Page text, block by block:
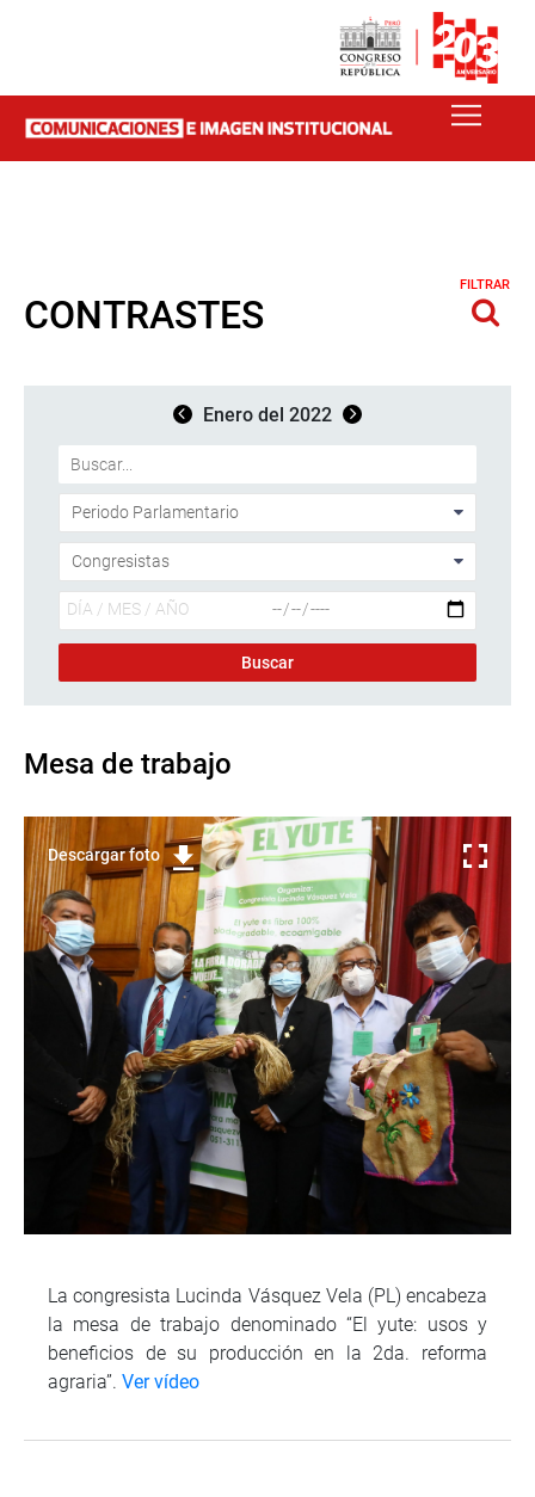
CONTRASTES
FILTRAR
Enero del 2022
Mesa de trabajo
Descargar foto
La congresista Lucinda Vásquez Vela (PL) encabeza
la mesa de trabajo denominado “El yute: usos y
beneficios de su producción en la 2da. reforma
agraria”. Ver vídeo